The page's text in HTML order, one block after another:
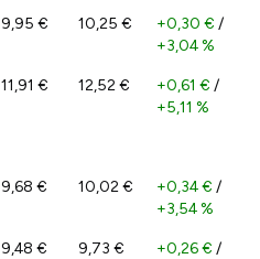
9,95 € 10,25 € +0,30 € /
+3,04 %
11,91 € 12,52 € +0,61 € /
+5,11 %
9,68 € 10,02 € +0,34 € /
+3,54 %
9,48 € 9,73 € +0,26 € /